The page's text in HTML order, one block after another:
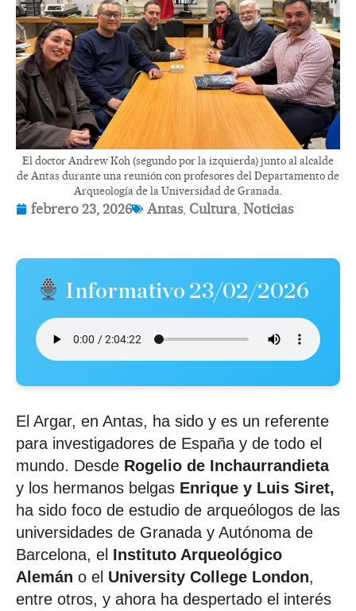
El doctor Andrew Koh (segundo por la izquierda) junto al alcalde
de Antas durante una reunión con profesores del Departamento de
Arqueología de la Universidad de Granada.
febrero 23, 2026 Antas, Cultura, Noticias
Informativo 23/02/2026
El Argar, en Antas, ha sido y es un referente
para investigadores de España y de todo el
mundo. Desde Rogelio de Inchaurrandieta
y los hermanos belgas Enrique y Luis Siret,
ha sido foco de estudio de arqueólogos de las
universidades de Granada y Autónoma de
Barcelona, el Instituto Arqueológico
Alemán o el University College London,
entre otros, y ahora ha despertado el interés